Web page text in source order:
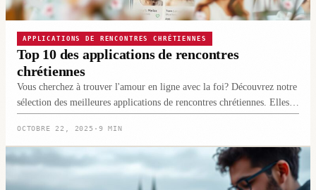
APPLICATIONS DE RENCONTRES CHRÉTIENNES
Top 10 des applications de rencontres
chrétiennes
Vous cherchez à trouver l'amour en ligne avec la foi? Découvrez notre
sélection des meilleures applications de rencontres chrétiennes. Elles…
OCTOBRE 22, 2025 · 9 MIN